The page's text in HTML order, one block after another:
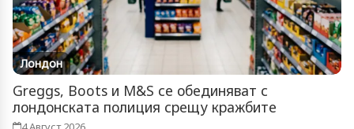
Лондон
Greggs, Boots и M&S се обединяват с
лондонската полиция срещу кражбите